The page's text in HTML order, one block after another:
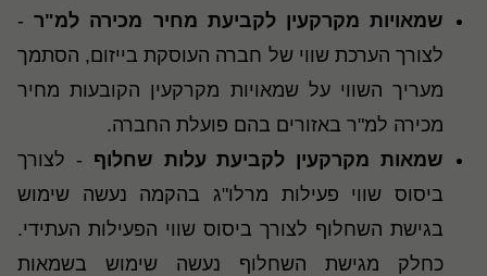
שמאויות מקרקעין לקביעת מחיר מכירה למ"ר-
לצורך הערכת שווי של חברה העוסקת בייזום, הסתמך
מעריך השווי על שמאויות מקרקעין הקובעות מחיר
מכירה למ"ר באזורים בהם פועלת החברה.
שמאות מקרקעין לקביעת עלות שחלוף - לצורך
ביסוס שווי פעילות מרלו"ג בהקמה נעשה שימוש
בגישת השחלוף לצורך ביסוס שווי הפעילות העתידי.
כחלק מגישת השחלוף נעשה שימוש בשמאות